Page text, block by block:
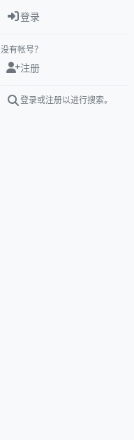
登录
没有帐号？
注册
登录或注册以进行搜索。